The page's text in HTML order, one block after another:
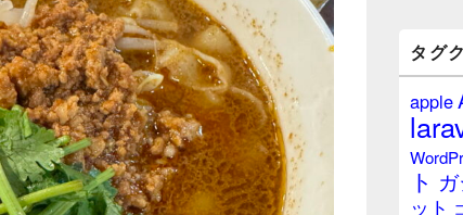
ー
ジ
ッ
ト
タグ
apple
ト
ット